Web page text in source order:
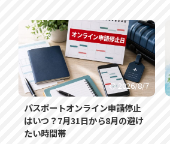
2026/8/7
パスポートオンライン申請停止
はいつ？7月31日から8月の避け
たい時間帯